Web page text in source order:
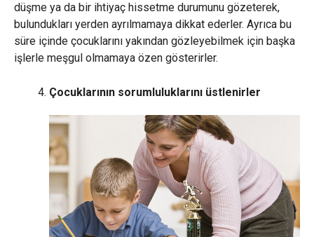
düşme ya da bir ihtiyaç hissetme durumunu gözeterek,
bulundukları yerden ayrılmamaya dikkat ederler. Ayrıca bu
süre içinde çocuklarını yakından gözleyebilmek için başka
işlerle meşgul olmamaya özen gösterirler.
Çocuklarının sorumluluklarını üstlenirler